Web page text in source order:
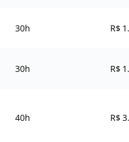
30h R$
30h R$
40h R$